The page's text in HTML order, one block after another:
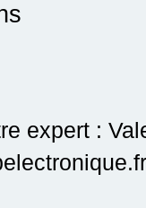
expert :